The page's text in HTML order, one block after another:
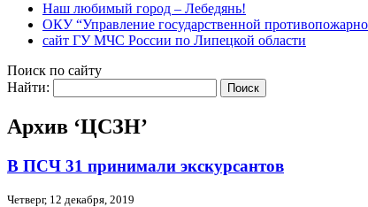
Наш любимый город – Лебедянь!
ОКУ “Управление государственной
сайт ГУ МЧС России по Липецкой области
Поиск по сайту
Найти:
Архив ‘ЦСЗН’
В ПСЧ 31 принимали экскурсантов
Четверг, 12 декабря, 2019